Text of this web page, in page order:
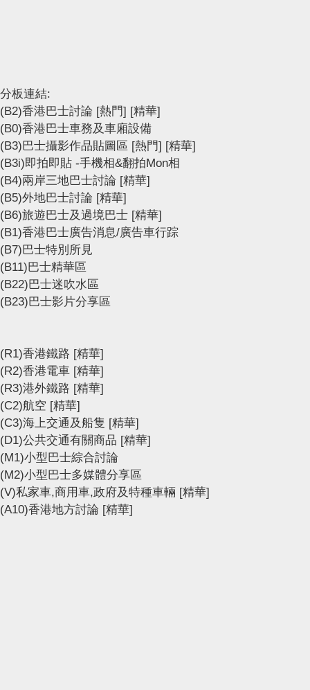
分板連結:
(B2)香港巴士討論 [熱門] [精華]
(B0)香港巴士車務及車廂設備
(B3)巴士攝影作品貼圖區 [熱門] [精華]
(B3i)即拍即貼 -手機相&翻拍Mon相
(B4)兩岸三地巴士討論 [精華]
(B5)外地巴士討論 [精華]
(B6)旅遊巴士及過境巴士 [精華]
(B1)香港巴士廣告消息/廣告車行踪
(B7)巴士特別所見
(B11)巴士精華區
(B22)巴士迷吹水區
(B23)巴士影片分享區
(R1)香港鐵路 [精華]
(R2)香港電車 [精華]
(R3)港外鐵路 [精華]
(C2)航空 [精華]
(C3)海上交通及船隻 [精華]
(D1)公共交通有關商品 [精華]
(M1)小型巴士綜合討論
(M2)小型巴士多媒體分享區
(V)私家車,商用車,政府及特種車輛 [精華]
(A10)香港地方討論 [精華]